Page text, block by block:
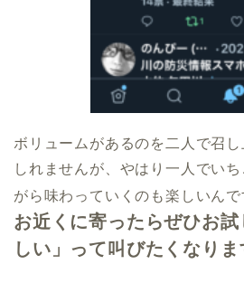
ボリュームがあるのを二人で召
しれませんが、やはり一人でい
がら味わっていくのも楽しいんで
お近くに寄ったらぜひお
しい」って叫びたくなりま